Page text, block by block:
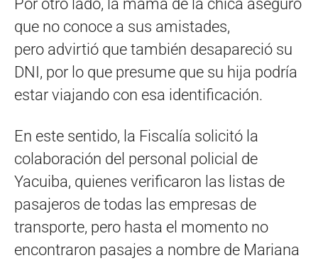
Por otro lado, la mamá de la chica aseguró
que no conoce a sus amistades,
pero advirtió que también desapareció su
DNI, por lo que presume que su hija podría
estar viajando con esa identificación.
En este sentido, la Fiscalía solicitó la
colaboración del personal policial de
Yacuiba, quienes verificaron las listas de
pasajeros de todas las empresas de
transporte, pero hasta el momento no
encontraron pasajes a nombre de Mariana